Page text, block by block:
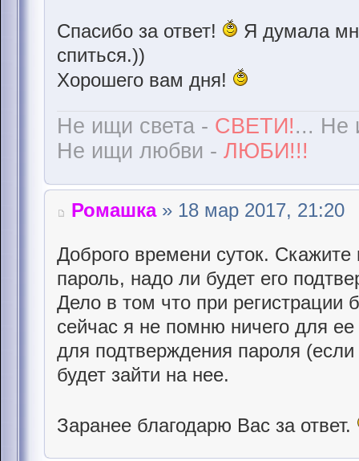
Спасибо за ответ!
Я думала
спиться.))
Хорошего вам дня!
Не ищи света - СВЕТИ!... Не
Не ищи любви - ЛЮБИ!!!
Ромашка» 18 мар 2017, 21:20
Доброго времени суток.
пароль, надо ли будет его
Дело в том что при регистрации
сейчас я не помню ничего для
для подтверждения пароля
будет зайти на нее.
Заранее благодарю Вас за ответ.